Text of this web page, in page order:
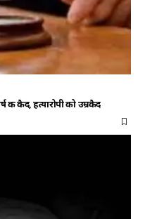
की कैद, हत्यारोपी को उम्रकैद